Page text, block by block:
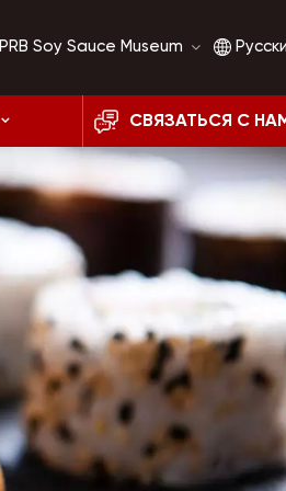
PRB Soy Sauce Museum
История соевого
соуса
Сравнение соевого
English
français
العربية
СВЯЗАТЬСЯ С